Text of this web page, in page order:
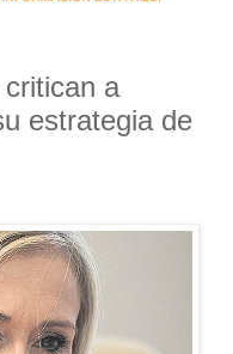
a
estrategia de